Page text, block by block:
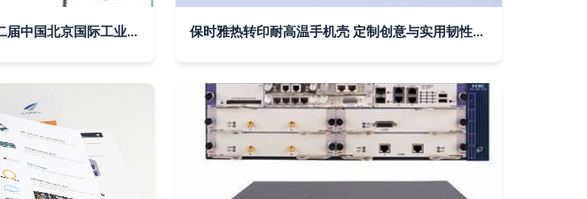
映翰通与您相约2016第十二届中国北京国际工业自动化展览会 通信产品引领智能制造新潮流 保时雅热转印耐高温手机壳 定制创意与实用韧性的完美结合